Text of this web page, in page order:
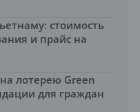
стоимость
и прайс на
лотерею Green
для граждан